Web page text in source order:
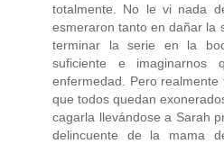
totalmente. No le vi nada
esmeraron tanto en dañar la
terminar la serie en la
suficiente e
enfermedad. Pero
que todos quedan
cagarla llevándose a Sarah
delincuente de la mama